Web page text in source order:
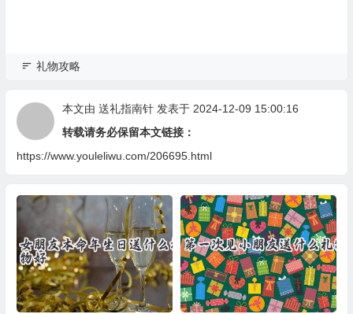
礼物攻略
本文由 送礼指南针发表于 2024-12-09 15:00:16
转载请务必保留本文链接：
https://www.youleliwu.com/206695.html